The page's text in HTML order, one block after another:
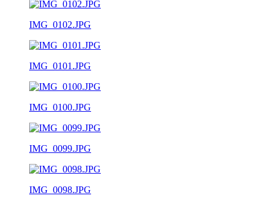
IMG_0102.JPG
IMG_0101.JPG
IMG_0100.JPG
IMG_0099.JPG
IMG_0098.JPG